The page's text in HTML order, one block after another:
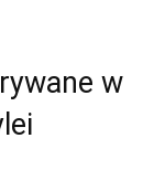
w​